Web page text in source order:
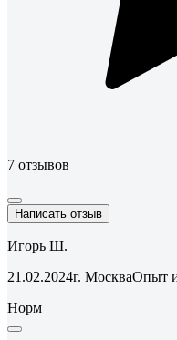
7 отзывов
Написать отзыв
Игорь Ш.
21.02.2024г. МоскваОпыт
Норм